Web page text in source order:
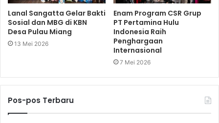
Lanal Sangatta Gelar Bakti
Sosial dan MBG di KBN
Desa Pulau Miang
13 Mei 2026
Enam Program CSR Grup
PT Pertamina Hulu
Indonesia Raih
Penghargaan
Internasional
7 Mei 2026
Pos-pos Terbaru